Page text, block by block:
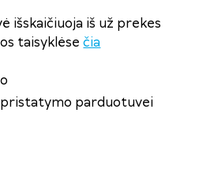
išskaičiuoja iš už prekes
taisyklėse čia
pristatymo parduotuvei